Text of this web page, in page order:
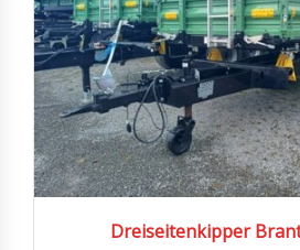
Dreiseitenkipper